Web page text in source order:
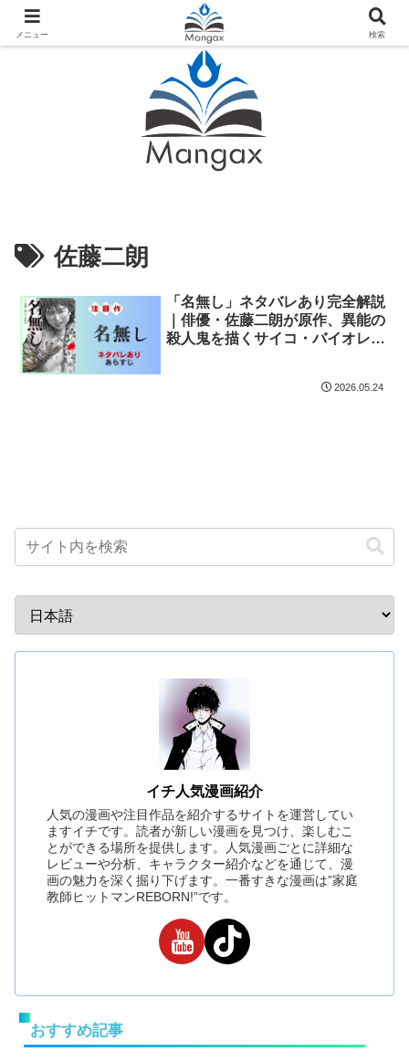
人気おすすめ漫画紹介ならMangax（マンガックス）
佐藤二朗
「名無し」ネタバレあり完全解説
｜俳優・佐藤二朗が原作、異能の
殺人鬼を描くサイコ・バイオレン
2026.05.24
イチ人気漫画紹介
人気の漫画や注目作品を紹介するサイトを運営してい
ますイチです。読者が新しい漫画を見つけ、楽しむこ
とができる場所を提供します。人気漫画ごとに詳細な
レビューや分析、キャラクター紹介などを通じて、漫
画の魅力を深く掘り下げます。一番すきな漫画は”家庭
教師ヒットマンREBORN!”です。
おすすめ記事
メニュー 検索